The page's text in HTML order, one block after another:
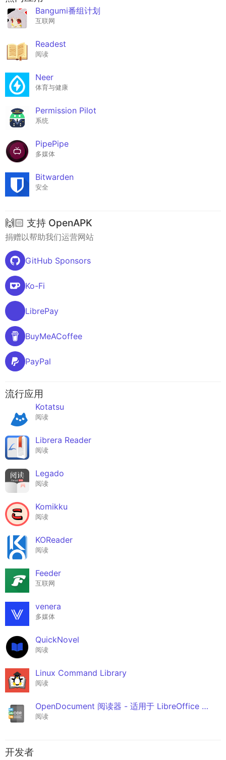
Bangumi番组计划
互联网
Readest
阅读
Neer
体育与健康
Permission Pilot
系统
PipePipe
多媒体
Bitwarden
安全
🙌🏻 支持 OpenAPK
捐赠以帮助我们运营网站
GitHub Sponsors
Ko-Fi
LibrePay
BuyMeACoffee
PayPal
流行应用
Kotatsu
阅读
Librera Reader
阅读
Legado
阅读
Komikku
阅读
KOReader
阅读
Feeder
互联网
venera
多媒体
QuickNovel
阅读
Linux Command Library
阅读
OpenDocument 阅读器 - 适用于 LibreOffice 文档
阅读
开发者